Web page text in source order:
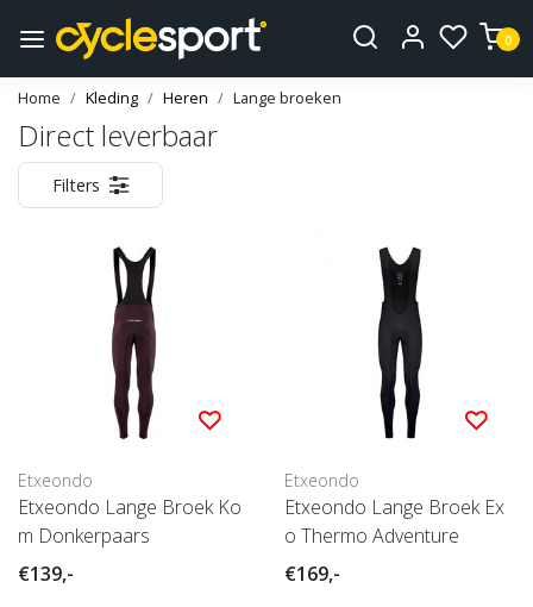
0
Home Kleding Heren Lange broeken
Direct leverbaar
Filters
Etxeondo
Etxeondo Lange Broek Ko
m Donkerpaars
€139,-
Etxeondo
Etxeondo Lange Broek Ex
o Thermo Adventure
€169,-